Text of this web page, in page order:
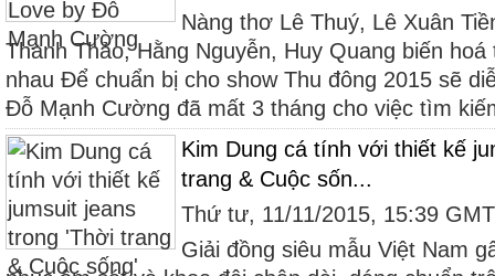
Nàng thơ Lê Thuý, Lê Xuân
Thanh Thảo, Hằng Nguyễn, Huy Quang biến
nhau Để chuẩn bị cho show Thu đông 2015 sẽ
Đỗ Mạnh Cường đã mất 3 tháng cho việc tìm
Kim Dung cá tính với thiết kế
trang & Cuộc sốn...
Thứ tư, 11/11/2015, 15:39
Giải đồng siêu mẫu Việt Nam